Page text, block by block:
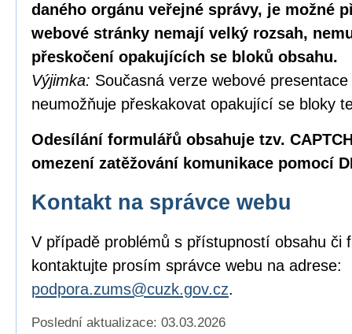
daného orgánu veřejné správy, je možné
webové stránky nemají velký rozsah,
přeskočení opakujících se bloků obsahu.
Výjimka: Současná verze webové
neumožňuje přeskakovat opakující se bloky
Odesílání formulářů obsahuje tzv.
omezení zatěžování komunikace pomocí
Kontakt na správce webu
V případě problémů s přístupností obsahu či
kontaktujte prosím správce webu na adrese:
podpora.zums@cuzk.gov.cz.
Poslední aktualizace: 03.03.2026